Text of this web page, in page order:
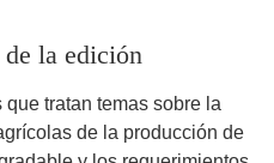
la edición
tratan temas sobre la
de la producción de